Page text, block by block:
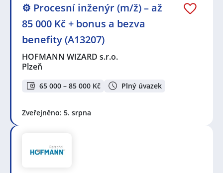
⚙️ Procesní inženýr (m/ž) – až
85 000 Kč + bonus a bezva
benefity (A13207)
HOFMANN WIZARD s.r.o.
Plzeň
65 000 – 85 000 Kč Plný úvazek
Zveřejněno: 5. srpna